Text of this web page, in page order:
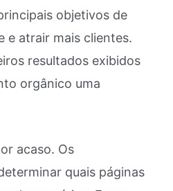
objetivos de
e atrair mais clientes.
resultados exibidos
orgânico uma
acaso. Os
quais páginas